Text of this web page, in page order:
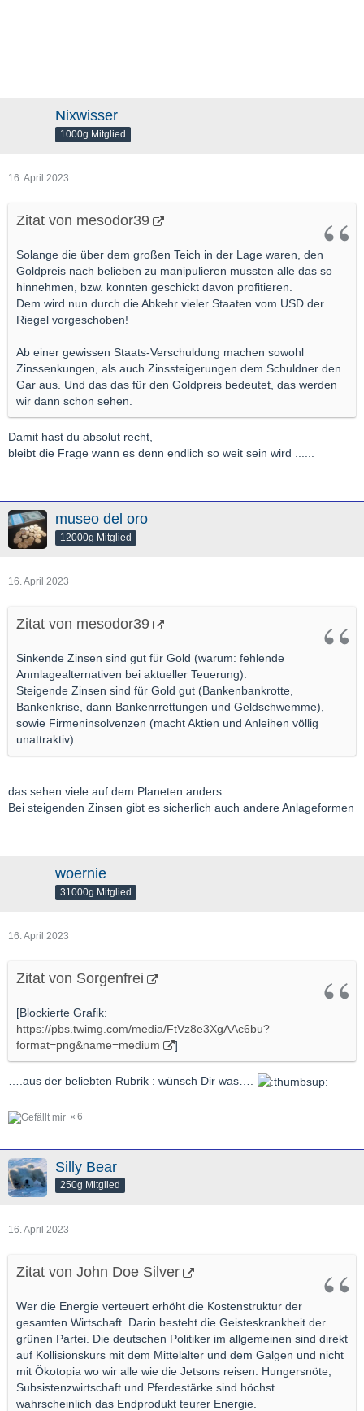
Nixwisser
1000g Mitglied
16. April 2023
Zitat von mesodor39
Solange die über dem großen Teich in der Lage waren, den
Goldpreis nach belieben zu manipulieren mussten alle das so
hinnehmen, bzw. konnten geschickt davon profitieren.
Dem wird nun durch die Abkehr vieler Staaten vom USD der
Riegel vorgeschoben!
Ab einer gewissen Staats-Verschuldung machen sowohl
Zinssenkungen, als auch Zinssteigerungen dem Schuldner den
Gar aus. Und das das für den Goldpreis bedeutet, das werden
wir dann schon sehen.
Damit hast du absolut recht,
bleibt die Frage wann es denn endlich so weit sein wird ......
museo del oro
12000g Mitglied
16. April 2023
Zitat von mesodor39
Sinkende Zinsen sind gut für Gold (warum: fehlende
Anmlagealternativen bei aktueller Teuerung).
Steigende Zinsen sind für Gold gut (Bankenbankrotte,
Bankenkrise, dann Bankenrrettungen und Geldschwemme),
sowie Firmeninsolvenzen (macht Aktien und Anleihen völlig
unattraktiv)
das sehen viele auf dem Planeten anders.
Bei steigenden Zinsen gibt es sicherlich auch andere Anlageformen
woernie
31000g Mitglied
16. April 2023
Zitat von Sorgenfrei
[Blockierte Grafik:
https://pbs.twimg.com/media/FtVz8e3XgAAc6bu?
format=png&name=medium
]
….aus der beliebten Rubrik : wünsch Dir was….
6
Silly Bear
250g Mitglied
16. April 2023
Zitat von John Doe Silver
Wer die Energie verteuert erhöht die Kostenstruktur der
gesamten Wirtschaft. Darin besteht die Geisteskrankheit der
grünen Partei. Die deutschen Politiker im allgemeinen sind direkt
auf Kollisionskurs mit dem Mittelalter und dem Galgen und nicht
mit Ökotopia wo wir alle wie die Jetsons reisen. Hungersnöte,
Subsistenzwirtschaft und Pferdestärke sind höchst
wahrscheinlich das Endprodukt teurer Energie.